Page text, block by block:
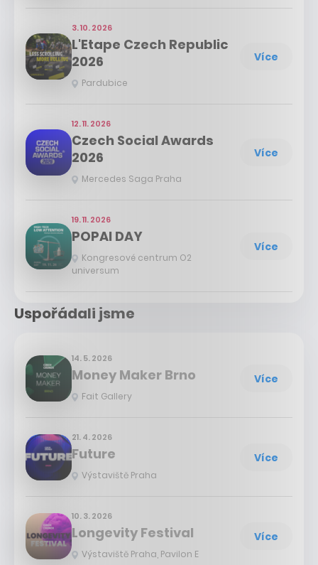
3. 10. 2026
L'Etape Czech Republic
2026
Pardubice
Více
12. 11. 2026
Czech Social Awards
2026
Mercedes Saga Praha
Více
19. 11. 2026
POPAI DAY
Kongresové centrum O2
universum
Více
Uspořádali jsme
14. 5. 2026
Money Maker Brno
Fait Gallery
Více
21. 4. 2026
Future
Výstaviště Praha
Více
10. 3. 2026
Longevity Festival
Výstaviště Praha, Pavilon E
Více